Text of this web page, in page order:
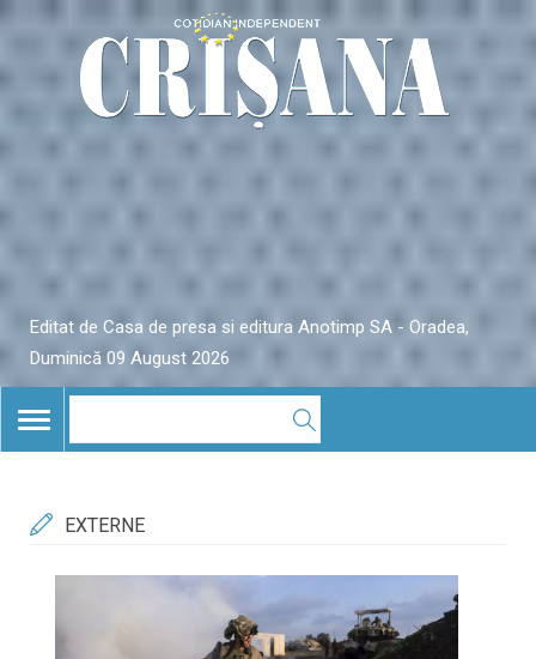
Editat de Casa de presa si editura Anotimp SA - Oradea,
Duminică 09 August 2026
TOGGLE
NAVIGATION
EXTERNE